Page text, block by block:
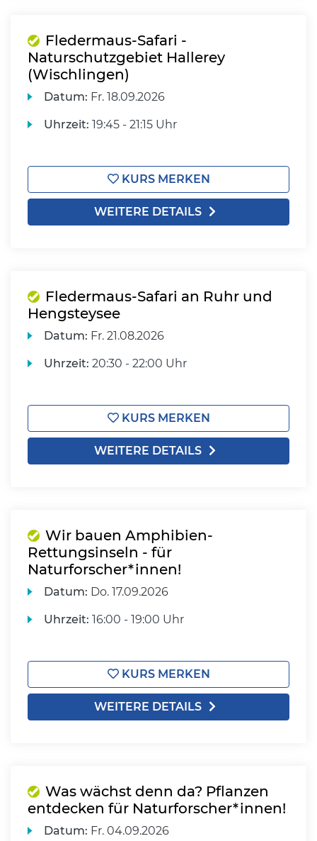
Fledermaus-Safari -
Naturschutzgebiet Hallerey
(Wischlingen)
Datum: Fr. 18.09.2026
Uhrzeit: 19:45 - 21:15 Uhr
KURS MERKEN
WEITERE DETAILS
Fledermaus-Safari an Ruhr und
Hengsteysee
Datum: Fr. 21.08.2026
Uhrzeit: 20:30 - 22:00 Uhr
KURS MERKEN
WEITERE DETAILS
Wir bauen Amphibien-
Rettungsinseln - für
Naturforscher*innen!
Datum: Do. 17.09.2026
Uhrzeit: 16:00 - 19:00 Uhr
KURS MERKEN
WEITERE DETAILS
Was wächst denn da? Pflanzen
entdecken für Naturforscher*innen!
Datum: Fr. 04.09.2026